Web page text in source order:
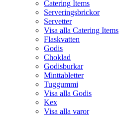
Catering Items
Serveringsbrickor
Servetter
Visa alla Catering Items
Flaskvatten
Godis
Choklad
Godisburkar
Minttabletter
Tuggummi
Visa alla Godis
Kex
Visa alla varor